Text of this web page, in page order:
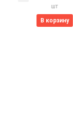
шт
В корзину